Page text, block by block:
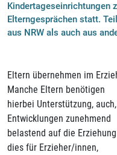
Kindertageseinrichtungen
Elterngesprächen statt.
aus NRW als auch aus
Eltern übernehmen im
Manche Eltern benötigen
hierbei Unterstützung,
Entwicklungen zunehmend
belastend auf die
dies für Erzieher/innen,